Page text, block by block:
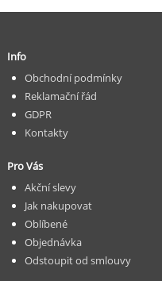
Info
Obchodní podmínky
Reklamační řád
GDPR
Kontakty
Pro Vás
Akční slevy
Jak nakupovat
Oblíbené
Objednávka
Odstoupit od smlouvy